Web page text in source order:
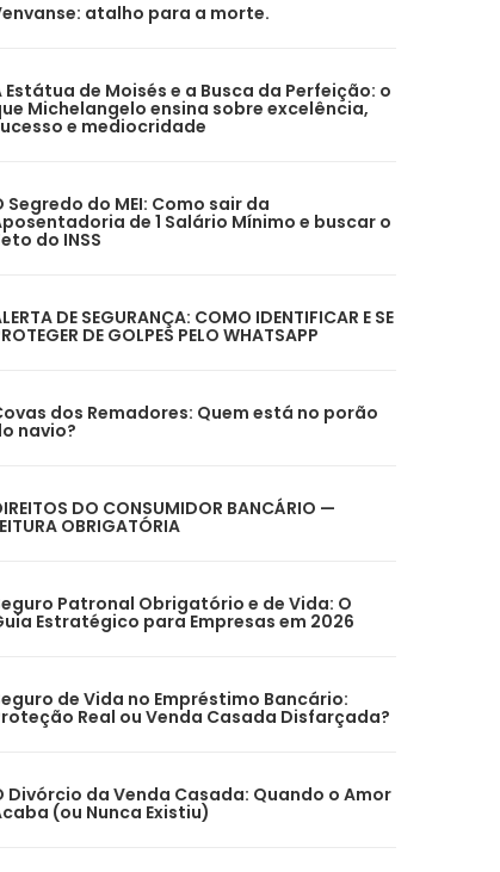
atalho para a morte.
Estátua de Moisés e a Busca da Perfeição: o
Michelangelo ensina sobre excelência,
e mediocridade
Segredo do MEI: Como sair da
de 1 Salário Mínimo e buscar o
do INSS
DE SEGURANÇA: COMO IDENTIFICAR E SE
DE GOLPES PELO WHATSAPP
dos Remadores: Quem está no porão
navio?
DO CONSUMIDOR BANCÁRIO —
OBRIGATÓRIA
Patronal Obrigatório e de Vida: O
Estratégico para Empresas em 2026
de Vida no Empréstimo Bancário:
Real ou Venda Casada Disfarçada?
Divórcio da Venda Casada: Quando o Amor
(ou Nunca Existiu)